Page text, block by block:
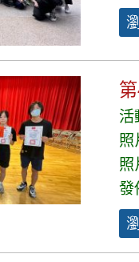
活
照
照
發